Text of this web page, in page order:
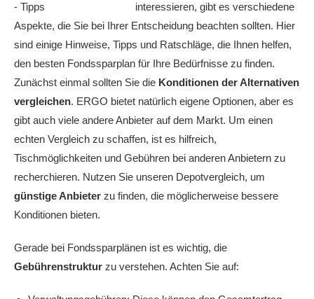
interessieren, gibt es verschiedene
Aspekte, die Sie bei Ihrer Entscheidung beachten sollten. Hier
sind einige Hinweise, Tipps und Ratschläge, die Ihnen helfen,
den besten Fondssparplan für Ihre Bedürfnisse zu finden.
Zunächst einmal sollten Sie die Konditionen der Alternativen
vergleichen. ERGO bietet natürlich eigene Optionen, aber es
gibt auch viele andere Anbieter auf dem Markt. Um einen
echten Vergleich zu schaffen, ist es hilfreich,
Tischmöglichkeiten und Gebühren bei anderen Anbietern zu
recherchieren. Nutzen Sie unseren Depotvergleich, um
günstige Anbieter zu finden, die möglicherweise bessere
Konditionen bieten.
Gerade bei Fondssparplänen ist es wichtig, die
Gebührenstruktur zu verstehen. Achten Sie auf: